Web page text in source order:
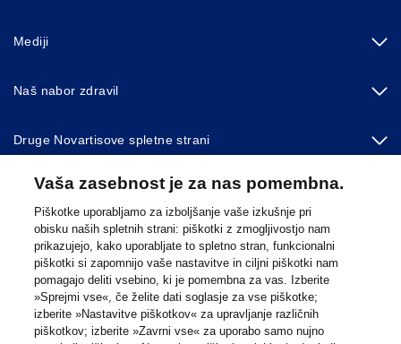
Mediji
Naš nabor zdravil
Druge Novartisove spletne strani
Footer Site Search
Vaša zasebnost je za nas pomembna.
Piškotke uporabljamo za izboljšanje vaše izkušnje pri
obisku naših spletnih strani: piškotki z zmogljivostjo nam
prikazujejo, kako uporabljate to spletno stran, funkcionalni
piškotki si zapomnijo vaše nastavitve in ciljni piškotki nam
pomagajo deliti vsebino, ki je pomembna za vas. Izberite
»Sprejmi vse«, če želite dati soglasje za vse piškotke;
izberite »Nastavitve piškotkov« za upravljanje različnih
piškotkov; izberite »Zavrni vse« za uporabo samo nujno